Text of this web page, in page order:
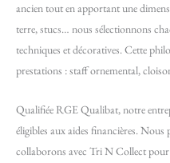
ancien tout en apportant une
terre, stucs… nous sélectionnons
techniques et décoratives. Cette
prestations : staff ornemental,
Qualifiée RGE Qualibat, notre
éligibles aux aides financières.
collaborons avec Tri N Collect pour